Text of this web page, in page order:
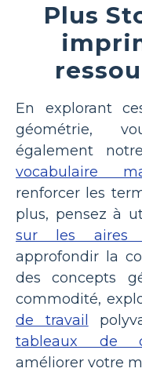
Plus
En explorant
géométrie,
également
vocabulaire
renforcer les
plus, pensez à
sur les aires
approfondir la
des concepts
commodité,
de travail
tableaux de
améliorer votre